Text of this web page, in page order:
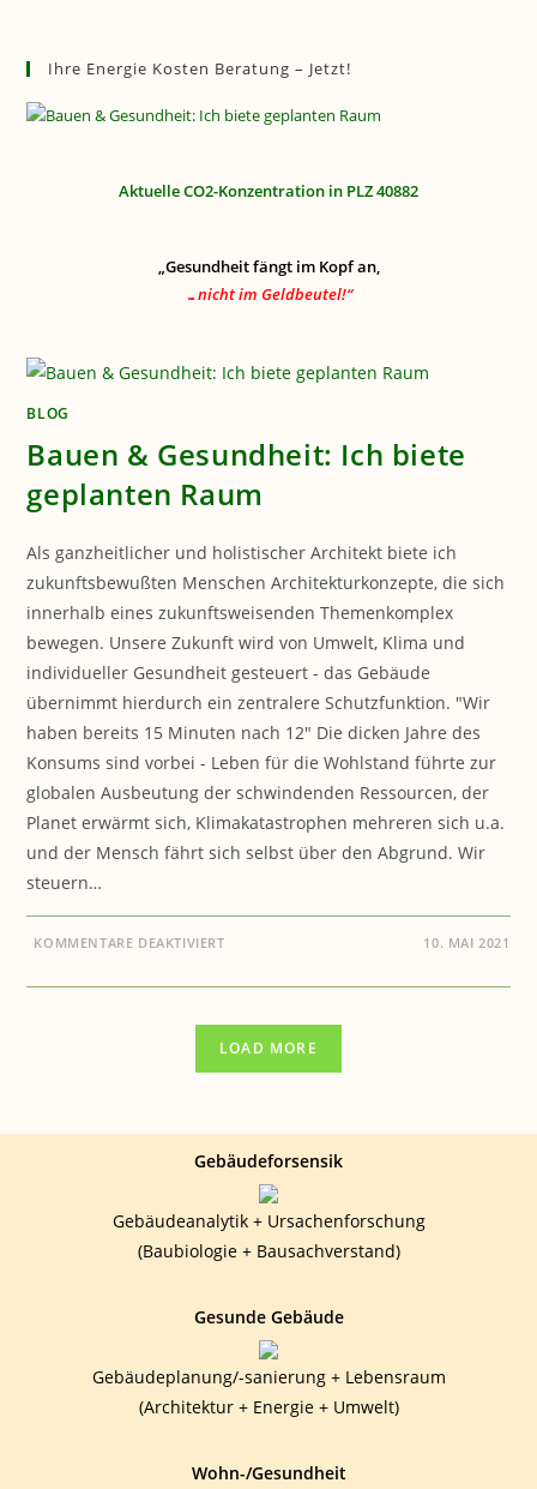
Ihre Energie Kosten Beratung – Jetzt!
Aktuelle CO2-Konzentration in PLZ 40882
„Gesundheit fängt im Kopf an,
…nicht im Geldbeutel!“
BLOG
Bauen & Gesundheit: Ich biete
geplanten Raum
Als ganzheitlicher und holistischer Architekt biete ich
zukunftsbewußten Menschen Architekturkonzepte, die sich
innerhalb eines zukunftsweisenden Themenkomplex
bewegen. Unsere Zukunft wird von Umwelt, Klima und
individueller Gesundheit gesteuert - das Gebäude
übernimmt hierdurch ein zentralere Schutzfunktion. "Wir
haben bereits 15 Minuten nach 12" Die dicken Jahre des
Konsums sind vorbei - Leben für die Wohlstand führte zur
globalen Ausbeutung der schwindenden Ressourcen, der
Planet erwärmt sich, Klimakatastrophen mehreren sich u.a.
und der Mensch fährt sich selbst über den Abgrund. Wir
steuern…
KOMMENTARE DEAKTIVIERTFÜR
GESUNDHEIT:
BIETE
RAUM
10. MAI 2021
LOAD MORE
Gebäudeforsensik
Gebäudeanalytik + Ursachenforschung
(Baubiologie + Bausachverstand)
Gesunde Gebäude
Gebäudeplanung/-sanierung + Lebensraum
(Architektur + Energie + Umwelt)
Wohn-/Gesundheit